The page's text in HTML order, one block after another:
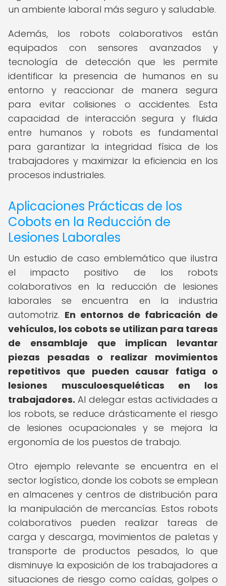
un ambiente laboral más seguro y saludable.
Además, los robots colaborativos están
equipados con sensores avanzados y
tecnología de detección que les permite
identificar la presencia de humanos en su
entorno y reaccionar de manera segura
para evitar colisiones o accidentes. Esta
capacidad de interacción segura y fluida
entre humanos y robots es fundamental
para garantizar la integridad física de los
trabajadores y maximizar la eficiencia en los
procesos industriales.
Aplicaciones Prácticas de los
Cobots en la Reducción de
Lesiones Laborales
Un estudio de caso emblemático que ilustra
el impacto positivo de los robots
colaborativos en la reducción de lesiones
laborales se encuentra en la industria
automotriz. En entornos de fabricación de
vehículos, los cobots se utilizan para tareas
de ensamblaje que implican levantar
piezas pesadas o realizar movimientos
repetitivos que pueden causar fatiga o
lesiones musculoesqueléticas en los
trabajadores. Al delegar estas actividades a
los robots, se reduce drásticamente el riesgo
de lesiones ocupacionales y se mejora la
ergonomía de los puestos de trabajo.
Otro ejemplo relevante se encuentra en el
sector logístico, donde los cobots se emplean
en almacenes y centros de distribución para
la manipulación de mercancías. Estos robots
colaborativos pueden realizar tareas de
carga y descarga, movimientos de paletas y
transporte de productos pesados, lo que
disminuye la exposición de los trabajadores a
situaciones de riesgo como caídas, golpes o